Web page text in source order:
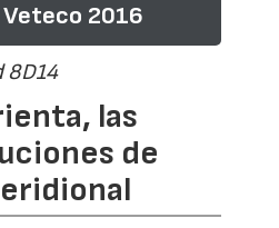
2016
8D14
las
de